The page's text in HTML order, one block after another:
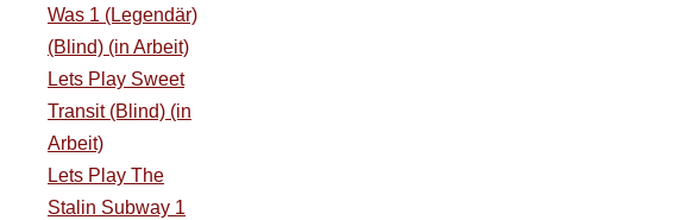
Was 1 (Legendär)
(Blind) (in Arbeit)
Lets Play Sweet
Transit (Blind) (in
Arbeit)
Lets Play The
Stalin Subway 1